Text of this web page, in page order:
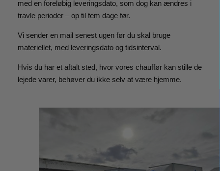
med en foreløbig leveringsdato, som dog kan ændres i
travle perioder – op til fem dage før.
Vi sender en mail senest ugen før du skal bruge
materiellet, med leveringsdato og tidsinterval.
Hvis du har et aftalt sted, hvor vores chauffør kan stille de
lejede varer, behøver du ikke selv at være hjemme.